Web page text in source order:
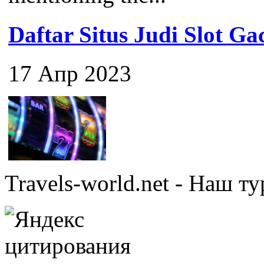
Daftar Situs Judi Slot
17 Апр 2023
Travels-world.net - Наш